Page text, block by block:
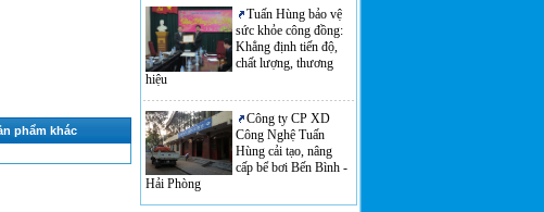
phẩm khác
sức khỏe công đồng:
Khẳng định tiến độ,
chất lượng, thương
hiệu
Công Nghệ Tuấn
Hùng cải tạo, nâng
cấp bể bơi Bến Bình -
Hải Phòng